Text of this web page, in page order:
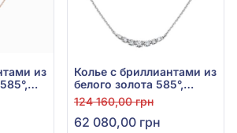
из
Колье с бриллиантами из
белого золота 585°,
бриллиант 0,28ct, арт.
704-311
124 160,00 грн
62 080,00 грн